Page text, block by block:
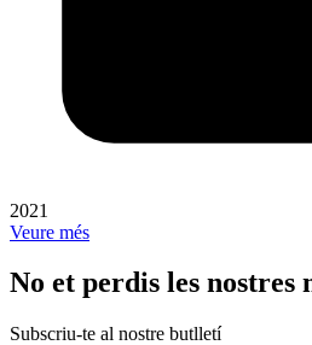
2021
Veure més
No et perdis les nostres
Subscriu-te al nostre butlletí